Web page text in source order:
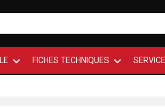
FICHES TECHNIQUES